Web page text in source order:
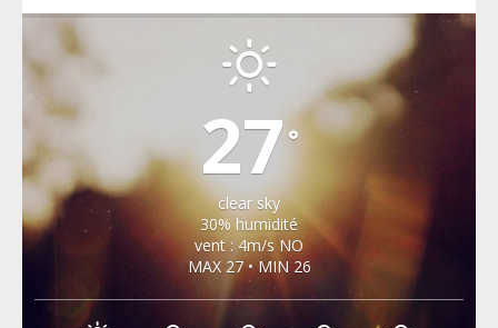
27 °
clear sky
30% humidité
vent : 4m/s NO
MAX 27 • MIN 26